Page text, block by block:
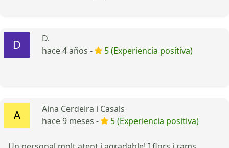
D.
hace 4 años -
5 (Experiencia positiva)
Aina Cerdeira i Casals
hace 9 meses -
5 (Experiencia positiva)